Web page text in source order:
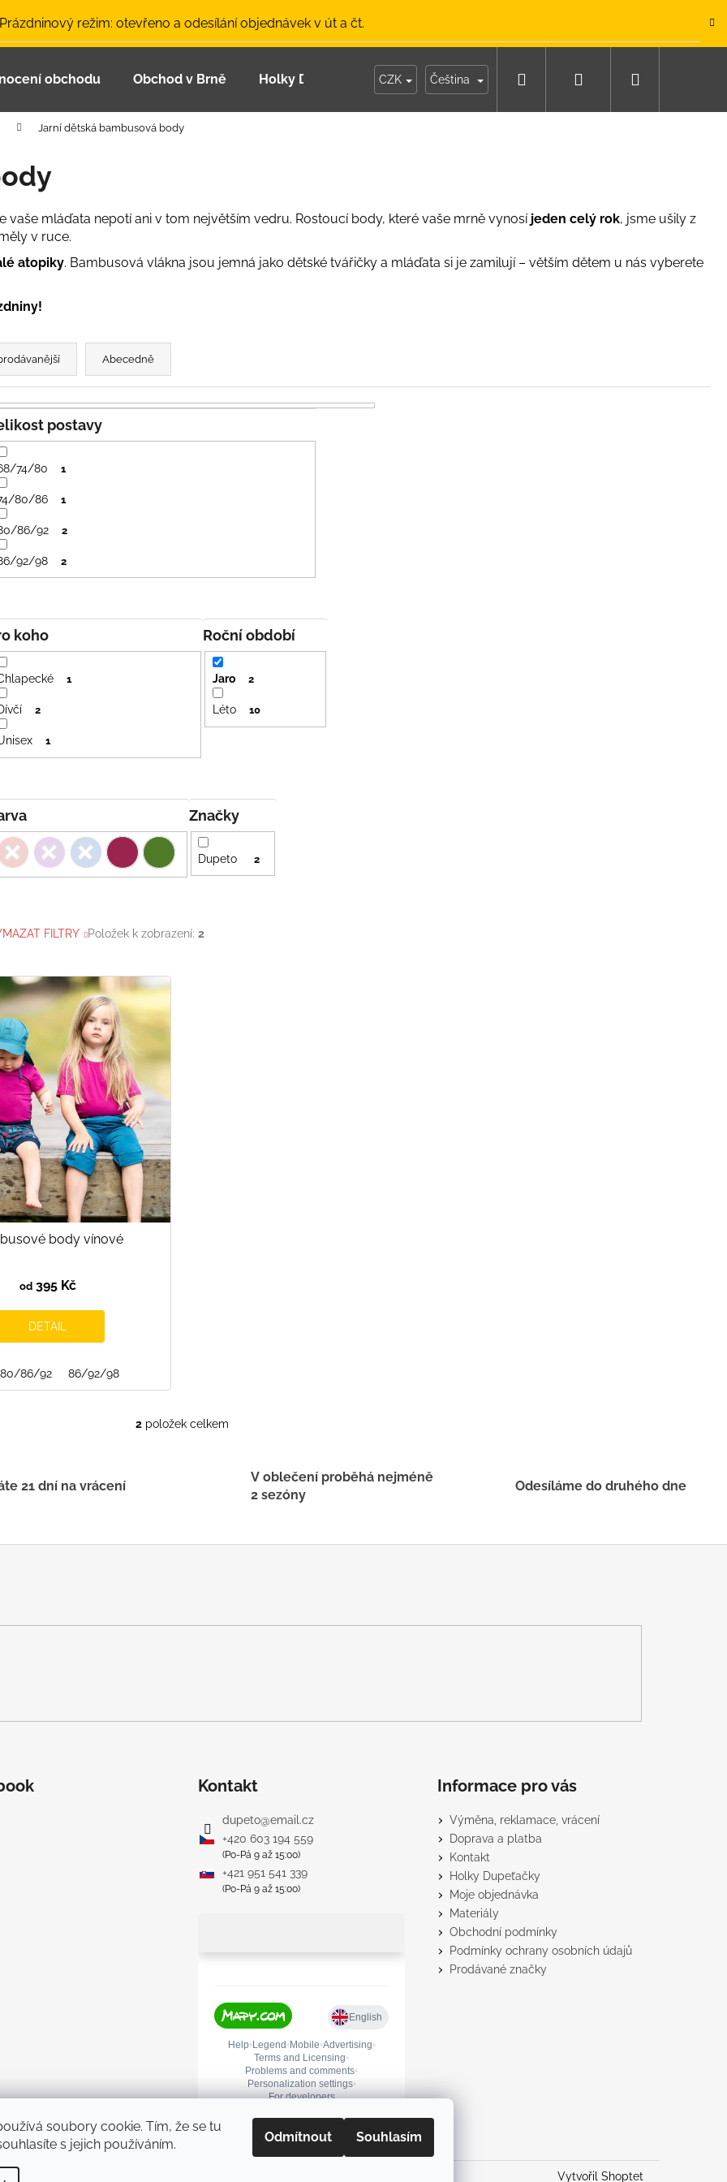
soubory cookie. Tím, že se tu
s jejich používáním.
Odmítnout Souhlasím
režim: otevřeno a odesílání objednávek v út a čt.
obchodu Obchod v Brně Holky Dupeťačky Moje objednávka
CZK Čeština Hledat Přihlášení
Jarní dětská bambusová body
vaše mláďata nepotí ani v tom největším vedru. Rostoucí body, které vaše mrně vynosí jeden celý rok, jsme ušily z
v ruce.
atopiky. Bambusová vlákna jsou jemná jako dětské tvářičky a mláďata si je zamilují – větším dětem u nás vyberete
Abecedně
Značky
Dupeto 2
koho
1
2
1
Roční období
Jaro 2
Léto 10
postavy
74/80 1
80/86 1
86/92 2
92/98 2
FILTRY Položek k zobrazení: 2
body vínové
od395 Kč
DETAIL
80/86/92 86/92/98
O
c
k
i
2položek celkem
21 dní na vrácení
V oblečení proběhá nejméně
2 sezóny
Odesíláme do druhého dne
Co potřebujete najít?
Doporučujeme
ČEPICE UV 30 SVĚTLE MODRÁ
Kč
435 Kč
Kontakt
dupeto@email.cz
+420 603 194 559
(Po-Pá 9 až 15:00)
+421 951 541 339
(Po-Pá 9 až 15:00)
Informace pro vás
Výměna, reklamace, vrácení
Doprava a platba
Kontakt
Holky Dupeťačky
Moje objednávka
Materiály
Obchodní podmínky
Podmínky ochrany osobních údajů
Prodávané značky
Vytvořil Shoptet